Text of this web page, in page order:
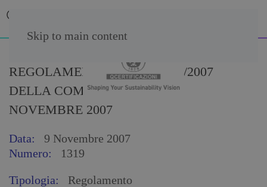
Skip to main content
REGOLAMENTO (CE) N. 1319/2007
DELLA COMMISSIONE DEL 9
NOVEMBRE 2007
Data:
9 Novembre 2007
Numero:
1319
Tipologia:
Regolamento